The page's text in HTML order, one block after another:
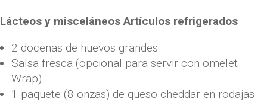
Lácteos y misceláneos Artículos refrigerados
2 docenas de huevos grandes
Salsa fresca (opcional para servir con omelet
Wrap)
1 paquete (8 onzas) de queso cheddar en rodajas